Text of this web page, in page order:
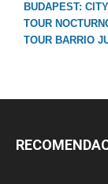
BUDAPEST:
TOUR
TOUR BARRIO